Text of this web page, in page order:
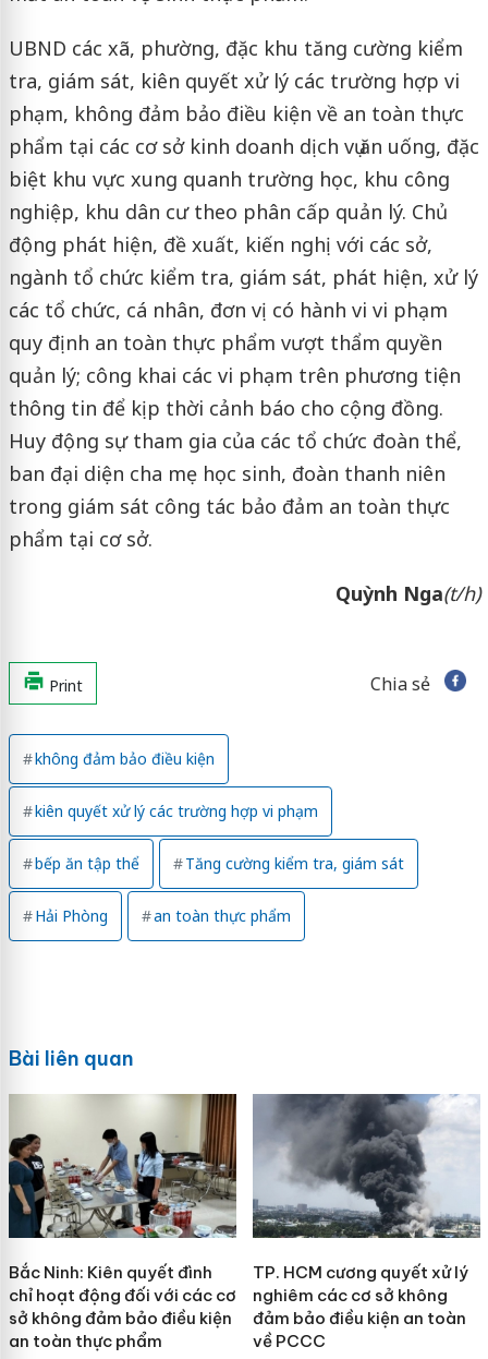
UBND các xã, phường, đặc khu tăng cường kiểm
tra, giám sát, kiên quyết xử lý các trường hợp vi
phạm, không đảm bảo điều kiện về an toàn thực
phẩm tại các cơ sở kinh doanh dịch vụ ăn uống, đặc
biệt khu vực xung quanh trường học, khu công
nghiệp, khu dân cư theo phân cấp quản lý. Chủ
động phát hiện, đề xuất, kiến nghị với các sở,
ngành tổ chức kiểm tra, giám sát, phát hiện, xử lý
các tổ chức, cá nhân, đơn vị có hành vi vi phạm
quy định an toàn thực phẩm vượt thẩm quyền
quản lý; công khai các vi phạm trên phương tiện
thông tin để kịp thời cảnh báo cho cộng đồng.
Huy động sự tham gia của các tổ chức đoàn thể,
ban đại diện cha mẹ học sinh, đoàn thanh niên
trong giám sát công tác bảo đảm an toàn thực
phẩm tại cơ sở.
Quỳnh Nga(t/h)
Print Chia sẻ
không đảm bảo điều kiện
kiên quyết xử lý các trường hợp vi phạm
bếp ăn tập thể Tăng cường kiểm tra, giám sát
Hải Phòng an toàn thực phẩm
Bài liên quan
Bắc Ninh: Kiên quyết đình
chỉ hoạt động đối với các cơ
sở không đảm bảo điều kiện
an toàn thực phẩm
TP. HCM cương quyết xử lý
nghiêm các cơ sở không
đảm bảo điều kiện an toàn
về PCCC